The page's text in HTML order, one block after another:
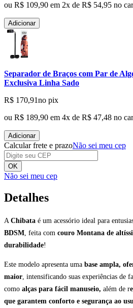
ou R$ 109,90 em 2x de R$ 54,95 no
Adicionar
Separador de Braços com Par de
Exclusiva Linha Sado
R$ 170,91no pix
ou R$ 189,90 em 4x de R$ 47,48 no
Adicionar
Calcular frete e prazoNão sei meu cep
OK
Não sei meu cep
Detalhes
A Chibata é um acessório ideal para
BDSM, feita com couro Montana de
durabilidade!
Este modelo apresenta uma base ampla,
maior, intensificando suas experiências de
como alças para fácil manuseio, além de r
que garantem conforto e segurança ao